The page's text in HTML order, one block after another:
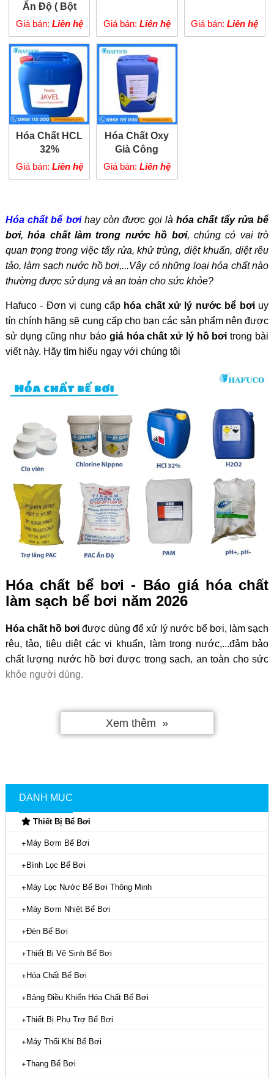
Hóa chất bể bơihay còn được gọi làhóa chất tẩy rửa bể
bơi,hóa chất làm trong nước hồ bơi, chúng có vai trò
quan trọng trong việc tẩy rửa, khử trùng, diệt khuẩn, diệt rêu
tảo, làm sạch nước hồ bơi,...Vậy có những loại hóa chất nào
thường được sử dụng và an toàn cho sức khỏe?
Hafuco - Đơn vị cung cấp hóa chất xử lý nước bể bơiuy
tín chính hãng sẽ cung cấp cho bạn các sản phẩm nên được
sử dụng cũng như báo giá hóa chất xử lý hồ bơi trong bài
viết này. Hãy tìm hiểu ngay với chúng tôi
Hóa chất bể bơi - Báo giá hóa chất
làm sạch bể bơi năm 2026
Hóa chất hồ bơiđược dùng để xử lý nước bể bơi, làm sạch
rêu, tảo, tiêu diệt các vi khuẩn, làm trong nước,...đảm bảo
chất lượng nước hồ bơi được trong sạch, an toàn cho sức
khỏe người dùng.
uy tín, các sản phẩm của chúng tôi được nhập khẩu
chính hãng từ các nước trên thế giới như Nhật Bản, Trung
Bảng báo giá mới nhất, cập nhật liên tục 2026
Tên Hóa Chất
Chlorine Nippon
Clorin Trung Quốc 70%
Xem thêm
Ấn Độ ( Bột
Trắng )
Giá bán: Liên hệ Giá bán: Liên hệ Giá bán:Liên hệ
Hóa Chất HCL
32%
Giá bán: Liên hệ
Hóa Chất Oxy
Già Công
Nghiệp
Giá bán: Liên hệ
DANH MỤC
Thiết Bị Bể Bơi
Máy Bơm Bể Bơi
Bình Lọc Bể Bơi
Máy Lọc Nước Bể Bơi Thông Minh
Máy Bơm Nhiệt Bể Bơi
Đèn Bể Bơi
Thiết Bị Vệ Sinh Bể Bơi
Hóa Chất Bể Bơi
Bảng Điều Khiển Hóa Chất Bể Bơi
Thiết Bị Phụ Trợ Bể Bơi
Máy Thổi Khí Bể Bơi
Thang Bể Bơi